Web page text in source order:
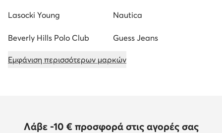
Lasocki Young Nautica
Beverly Hills Polo Club Guess Jeans
Εμφάνιση περισσότερων μαρκών
Λάβε -10 € προσφορά στις αγορές σας